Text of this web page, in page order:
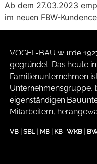
Ab dem 27.03.2023
im neuen FBW-
VOGEL-BAU wurde
gegründet. Das heute
Familienunternehmen
Unternehmensgruppe,
eigenständigen
Mitarbeitern,
VB SBL MB KB WKB